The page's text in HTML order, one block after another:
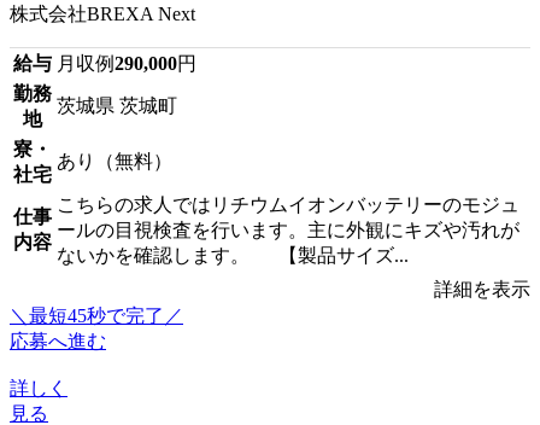
株式会社BREXA Next
給与 月収例290,000円
勤務
地
茨城県 茨城町
寮・
社宅
あり（無料）
仕事
内容
こちらの求人ではリチウムイオンバッテリーのモジュ
ールの目視検査を行います。主に外観にキズや汚れが
ないかを確認します。 【製品サイズ...
詳細を表示
＼最短45秒で完了／
応募へ進む
詳しく
見る